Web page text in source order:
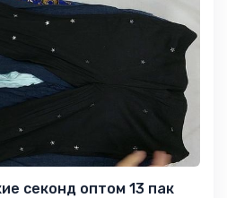
секонд оптом 13 пак